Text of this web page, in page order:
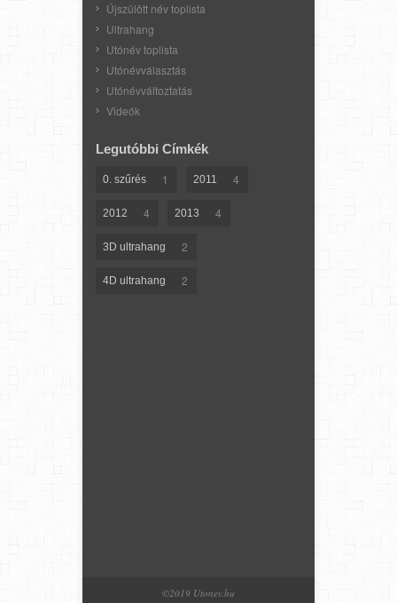
Újszülött név toplista
Ultrahang
Utónév toplista
Utónévválasztás
Utónévváltoztatás
Videók
Legutóbbi Címkék
0. szűrés 1 2011 4
2012 4 2013 4
3D ultrahang 2
4D ultrahang 2
©2019 Utonev.hu